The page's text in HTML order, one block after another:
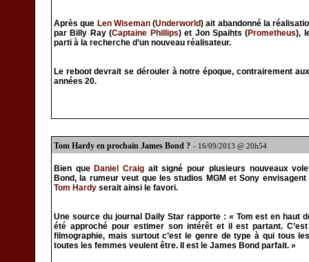
Après que Len Wiseman(Underworld) ait abandonné la
par Billy Ray (Captaine Phillips) et Jon Spaihts (Prometheus),
parti à la recherche d’un nouveau réalisateur.
Le reboot devrait se dérouler à notre époque, contrairement
années 20.
Tom Hardy en prochain James Bond ? - 16/09/2013 @ 20h54
Bien que Daniel Craig ait signé pour plusieurs nouveaux
Bond, la rumeur veut que les studios MGM et Sony
Tom Hardy serait ainsi le favori.
Une source du journal Daily Star rapporte : « Tom est en haut
été approché pour estimer son intérêt et il est partant.
filmographie, mais surtout c’est le genre de type à qui tous
toutes les femmes veulent être. Il est le James Bond parfait. »